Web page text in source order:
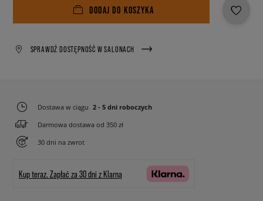
DODAJ DO KOSZYKA
SPRAWDŹ DOSTĘPNOŚĆ W SALONACH
Dostawa w ciągu 2 - 5 dni roboczych
Darmowa dostawa od 350 zł
30 dni na zwrot
Kup teraz. Zapłać za 30 dni z Klarną